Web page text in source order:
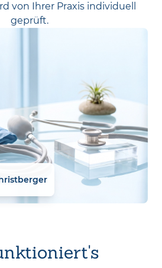
von Ihrer Praxis individuell
geprüft.